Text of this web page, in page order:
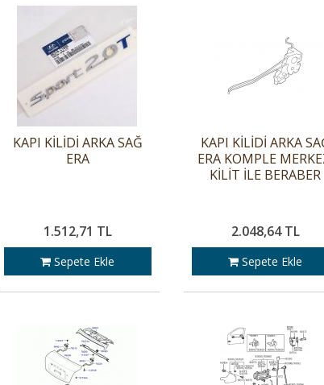
KAPI KİLİDİ ARKA SAĞ
ERA
1.512,71 TL
Sepete Ekle
KAPI KİLİDİ ARKA
ERA KOMPLE
KİLİT İLE BERABER
2.048,64 TL
Sepete Ekle